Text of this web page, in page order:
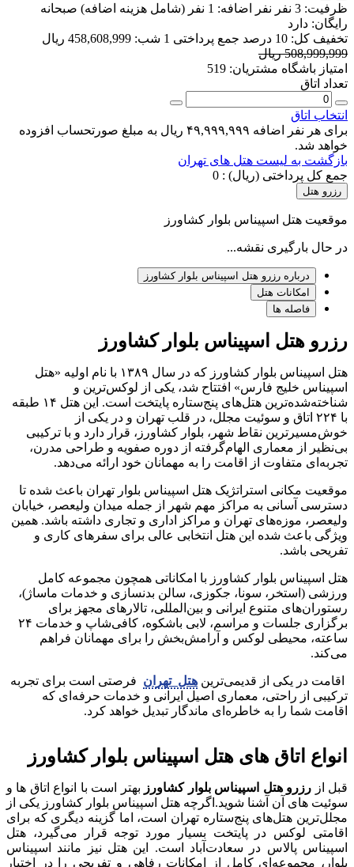
ظرفیت: 3 نفر نفر اضافه: 1 نفر (شامل هزینه اضافه) صبحانه
رایگان: دارد
تخفیف کل: 10 درصد جمع پرداختی 1 شب:
458,608,999 ریال
508,999,999 ریال
امتیاز باشگاه مشتریان: 519
تعداد اتاق
انتخاب اتاق
برای هر نفر اضافه ۴۹,۹۹۹,۹۹۹ ریال به مبلغ صورتحساب افزوده
خواهد شد.
بازگشت به لیست هتل های تهران
جمع کل پرداختی (ریال) : 0
رزرو هتل
موقعیت هتل اسپیناس بلوار کشاورز
در حال بارگیری نقشه...
درباره رزرو هتل اسپیناس بلوار کشاورز
امکانات هتل
فاصله ها
رزرو هتل اسپیناس بلوار کشاورز
هتل اسپیناس بلوار کشاورز که در سال ۱۳۸۹ با نام اولیه «هتل
اسپیناس خلیج فارس» افتتاح شد، یکی از لوکس‌ترین و
شناخته‌شده‌ترین هتل‌های پنج‌ستاره پایتخت است. این هتل ۱۴ طبقه
با ۲۲۴ اتاق و سوئیت مجلل، در قلب تهران و در یکی از
خوش‌مسیرترین نقاط شهر، بلوار کشاورز، قرار دارد و با ترکیبی
بی‌نظیر از معماری الهام‌گرفته از دوره صفویه و طراحی مدرن،
تجربه‌ای متفاوت از اقامت را به مهمانان خود ارائه می‌دهد.
موقعیت مکانی استراتژیک هتل اسپیناس بلوار تهران باعث شده تا
دسترسی آسانی به مراکز مهم شهر از جمله میدان ولیعصر، خیابان
ولیعصر، موزه‌های تهران و مراکز اداری و تجاری داشته باشد. همین
ویژگی باعث شده این هتل انتخابی عالی برای سفرهای کاری و
تفریحی باشد.
هتل اسپیناس بلوار کشاورز با امکاناتی همچون مجموعه کامل
ورزشی (استخر، سونا، جکوزی، سالن بدنسازی و خدمات ماساژ)،
رستوران‌های متنوع ایرانی و بین‌المللی، تالارهای مجهز برای
برگزاری جلسات و مراسم، لابی باشکوه، کافی‌شاپ و خدمات ۲۴
ساعته، محیطی لوکس و آرامش‌بخش را برای مهمانان فراهم
می‌کند.
اقامت در یکی از قدیمی‌ترین هتل‌ تهران فرصتی است برای تجربه
ترکیبی از راحتی، معماری اصیل ایرانی و خدمات حرفه‌ای که
اقامت شما را به خاطره‌ای ماندگار تبدیل خواهد کرد.
انواع اتاق‌ های هتل اسپیناس بلوار کشاورز
قبل از رزرو هتل اسپیناس بلوار کشاورز بهتر است با انواع اتاق‌ ها و
سوئیت‌ های آن آشنا شوید.اگرچه هتل اسپیناس بلوار کشاورز یکی از
مجلل‌ترین هتل‌های پنج‌ستاره تهران است، اما گزینه دیگری که برای
اقامتی لوکس در پایتخت بسیار مورد توجه قرار می‌گیرد، هتل
اسپیناس پالاس در سعادت‌آباد است. این هتل نیز مانند اسپیناس
بلوار، مجموعه‌ای کامل از امکانات رفاهی و تفریحی را در اختیار